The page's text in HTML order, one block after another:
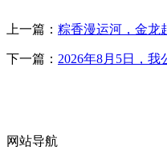
上一篇： 粽香漫运河，金龙
下一篇： 2026年8月5日，
网站导航